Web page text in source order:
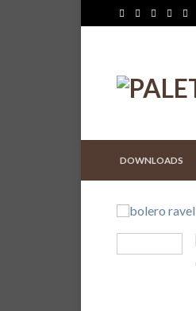
DOWNLOADS